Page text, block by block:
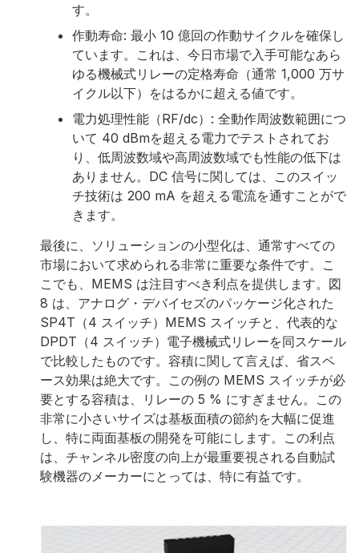
す。
作動寿命: 最小 10 億回の作動サイクルを確保し
ています。これは、今日市場で入手可能なあら
ゆる機械式リレーの定格寿命（通常 1,000 万サ
イクル以下）をはるかに超える値です。
電力処理性能（RF/dc）: 全動作周波数範囲につ
いて 40 dBmを超える電力でテストされてお
り、低周波数域や高周波数域でも性能の低下は
ありません。DC 信号に関しては、このスイッ
チ技術は 200 mA を超える電流を通すことがで
きます。
最後に、ソリューションの小型化は、通常すべての
市場において求められる非常に重要な条件です。こ
こでも、MEMS は注目すべき利点を提供します。図
8 は、アナログ・デバイセズのパッケージ化された
SP4T（4 スイッチ）MEMS スイッチと、代表的な
DPDT（4 スイッチ）電子機械式リレーを同スケール
で比較したものです。容積に関して言えば、省スペ
ース効果は絶大です。この例の MEMS スイッチが必
要とする容積は、リレーの 5 % にすぎません。この
非常に小さいサイズは基板面積の節約を大幅に促進
し、特に両面基板の開発を可能にします。この利点
は、チャンネル密度の向上が最重要視される自動試
験機器のメーカーにとっては、特に有益です。